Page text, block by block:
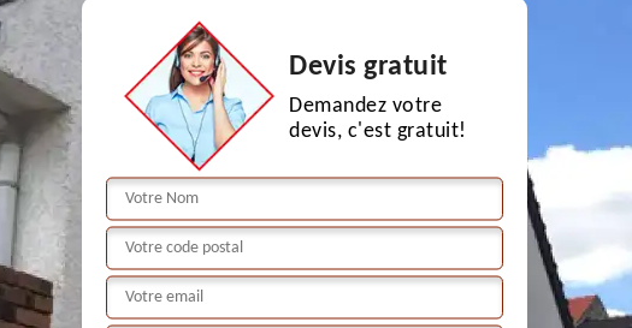
Devis gratuit
Demandez votre
devis, c'est gratuit!